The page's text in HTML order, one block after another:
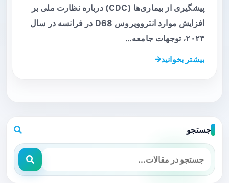
پیشگیری از بیماری‌ها (CDC) درباره نظارت ملی بر
افزایش موارد انتروویروس D68 در فرانسه در سال
۲۰۲۴، توجهات جامعه…
بیشتر بخوانید
جستجو